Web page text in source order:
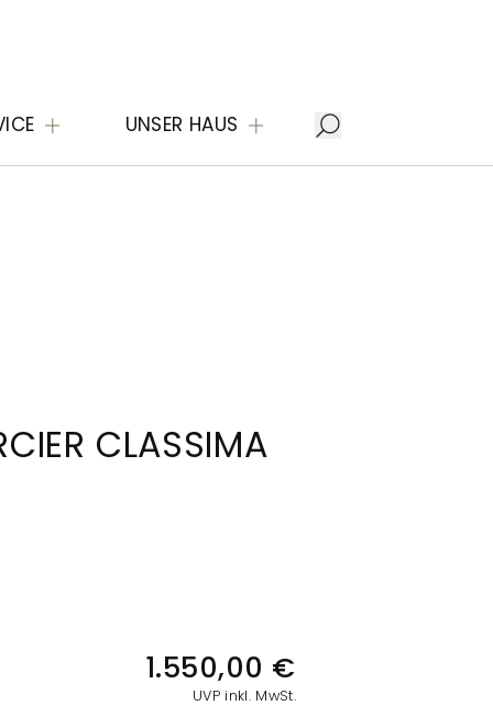
UNSER HAUS
CLASSIMA
1.550,00 €
UVP inkl. MwSt.